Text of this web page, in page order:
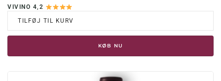
VIVINO 4,2
TILFØJ TIL KURV
KØB NU